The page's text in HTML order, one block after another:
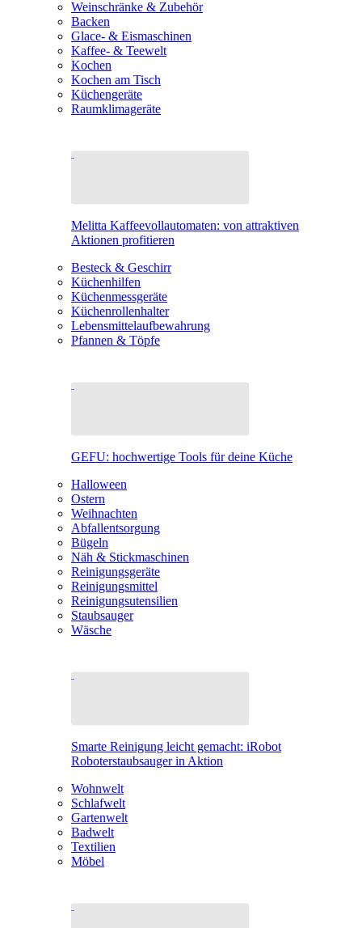
Weinschränke & Zubehör
Backen
Glace- & Eismaschinen
Kaffee- & Teewelt
Kochen
Kochen am Tisch
Küchengeräte
Raumklimageräte
Melitta Kaffeevollautomaten: von attraktiven
Aktionen profitieren
Besteck & Geschirr
Küchenhilfen
Küchenmessgeräte
Küchenrollenhalter
Lebensmittelaufbewahrung
Pfannen & Töpfe
GEFU: hochwertige Tools für deine Küche
Halloween
Ostern
Weihnachten
Abfallentsorgung
Bügeln
Näh & Stickmaschinen
Reinigungsgeräte
Reinigungsmittel
Reinigungsutensilien
Staubsauger
Wäsche
Smarte Reinigung leicht gemacht: iRobot
Roboterstaubsauger in Aktion
Wohnwelt
Schlafwelt
Gartenwelt
Badwelt
Textilien
Möbel